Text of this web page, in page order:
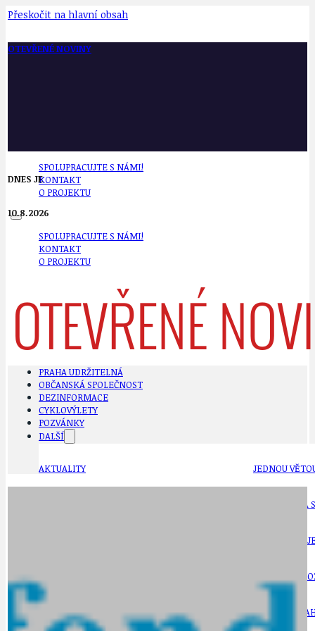
Přeskočit na hlavní obsah
OTEVŘENÉ NOVINY
SPOLUPRACUJTE S NÁMI!
KONTAKT
O PROJEKTU
SPOLUPRACUJTE S NÁMI!
KONTAKT
O PROJEKTU
DNES JE
10.8.2026
PRAHA UDRŽITELNÁ
OBČANSKÁ SPOLEČNOST
DEZINFORMACE
CYKLOVÝLETY
POZVÁNKY
DALŠÍ
AKTUALITY
DEZINFORMACE
JEDNOU
KLÁNOVICKÁ
KRUHOVÝ
KULTURNÍ
NÁDRAŽÍ